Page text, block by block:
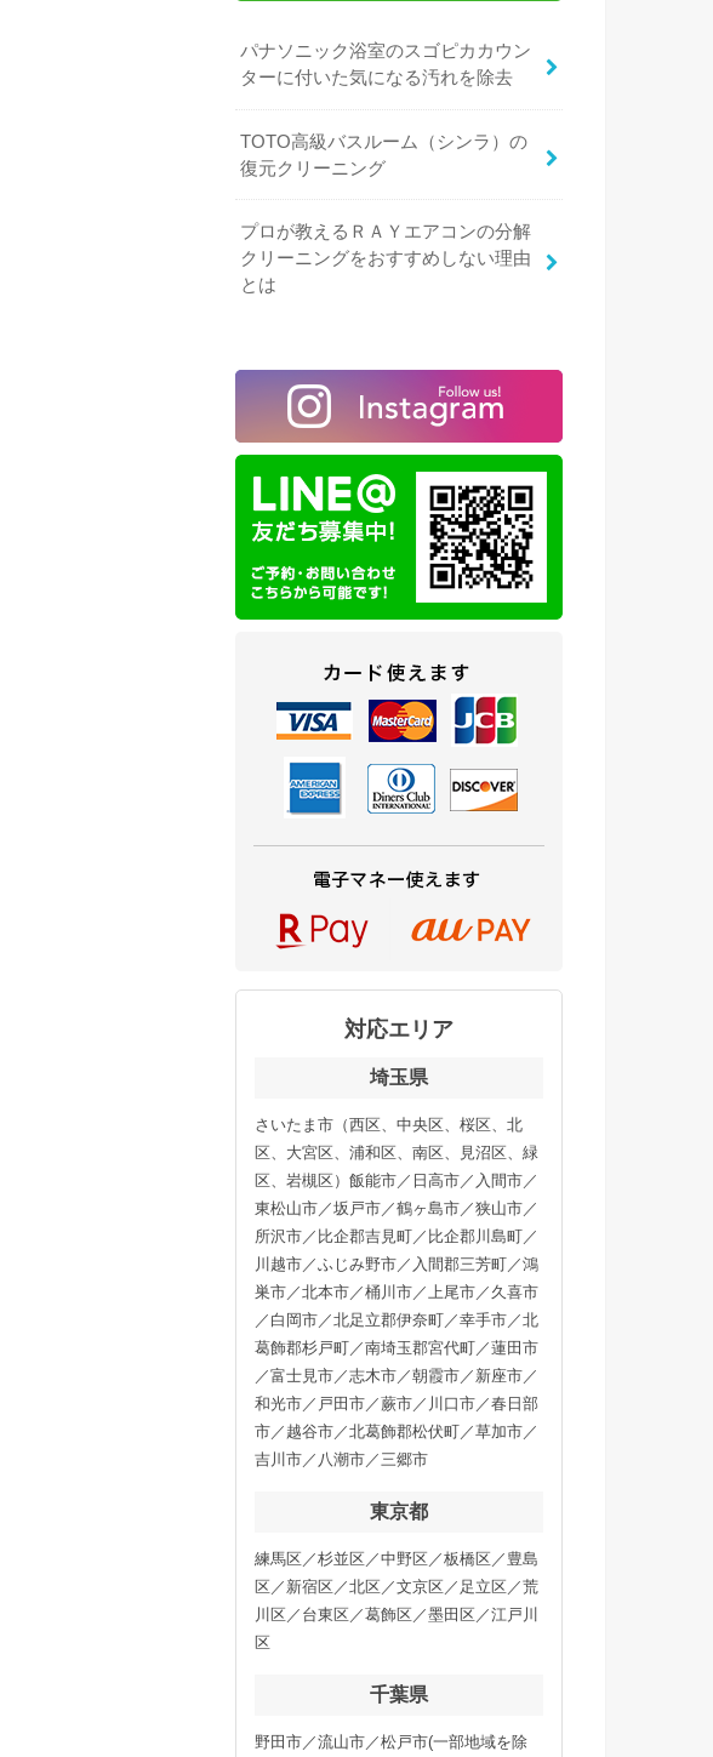
パナソニック浴室のスゴピカカウン
ターに付いた気になる汚れを除去
TOTO高級バスルーム（シンラ）の
復元クリーニング
プロが教えるＲＡＹエアコンの分解
クリーニングをおすすめしない理由
とは
対応エリア
埼玉県
さいたま市（西区、中央区、桜区、北
区、大宮区、浦和区、南区、見沼区、緑
区、岩槻区）飯能市／日高市／入間市／
東松山市／坂戸市／鶴ヶ島市／狭山市／
所沢市／比企郡吉見町／比企郡川島町／
川越市／ふじみ野市／入間郡三芳町／鴻
巣市／北本市／桶川市／上尾市／久喜市
／白岡市／北足立郡伊奈町／幸手市／北
葛飾郡杉戸町／南埼玉郡宮代町／蓮田市
／富士見市／志木市／朝霞市／新座市／
和光市／戸田市／蕨市／川口市／春日部
市／越谷市／北葛飾郡松伏町／草加市／
吉川市／八潮市／三郷市
東京都
練馬区／杉並区／中野区／板橋区／豊島
区／新宿区／北区／文京区／足立区／荒
川区／台東区／葛飾区／墨田区／江戸川
区
千葉県
野田市／流山市／松戸市(一部地域を除